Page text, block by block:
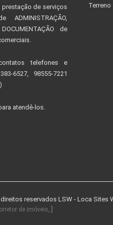
de serviços
de
telefones e
6527, 98555-7221
atendê-los.
Terreno
reservados LSW - Loca Sites
de imóveis, ]